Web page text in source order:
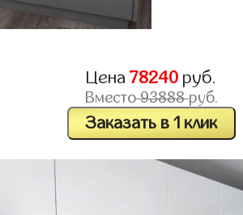
Цена78240 руб.
Вместо93888руб.
Заказать в 1 клик